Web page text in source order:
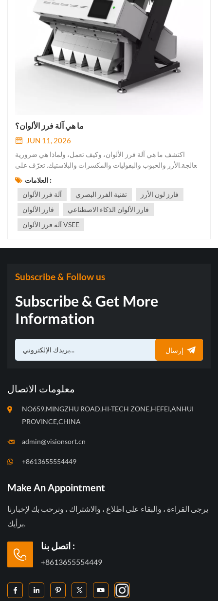
ما هي آلة فرز الألوان؟
JUN 11, 2026
اكتشف ما هي آلة فرز الألوان، وكيف تعمل، ولماذا هي ضرورية
لمعالجة الأرز والحبوب والبقوليات والمكسرات والبلاستيك. تعرّف على
فوائدها وتطبيقاتها في الصناعات الغذائية الحديثة.في أسواق الأغذية
والصناعات التنافسية اليوم، آلات فرز الألوان يلعب دورًا حاسمًا في
ضمان جودة المنتج وسلامته واتساقهمن الأرز والفاصو...
العلامات :
آلة فرز الألوان
تقنية الفرز البصري
فارز لون الأرز
فارز الألوان
فارز الألوان الذكاء الاصطناعي
آلة فرز الألوان VSEE
Subscribe & Follow us
Subscribe & Get More
Information
إرسال
معلومات الاتصال
NO659,MINGZHU ROAD,HI-TECH ZONE,HEFEI,ANHUI
PROVINCE,CHINA
admin@visionsort.cn
+8613655554449
Make An Appointment
يرجى القراءة ، والبقاء على اطلاع ، والاشتراك ، ونرحب بك لإخبارنا
اتصل بنا :
+8613655554449